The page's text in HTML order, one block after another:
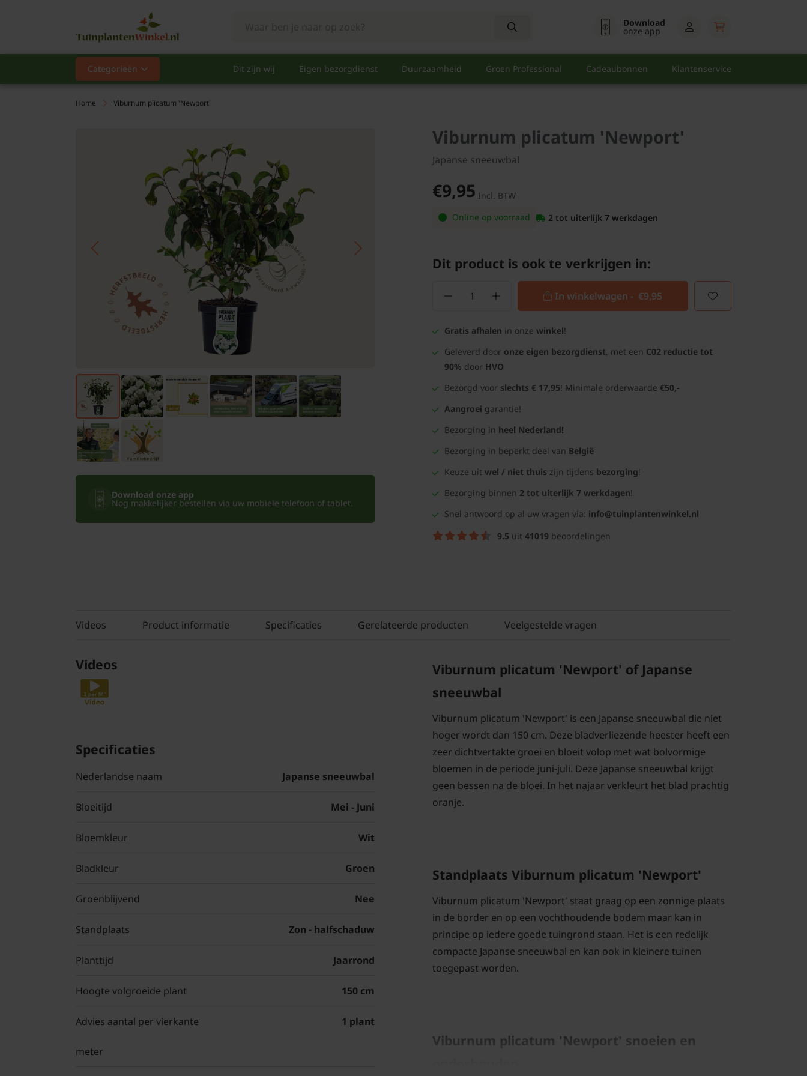
Download
onze app
Categorieën Dit zijn wij Eigen bezorgdienst Duurzaamheid Groen Professional Cadeaubonnen Klantenservice
Categorieën
Populair
Bomen
Leibomen
Kamerplanten
Bloempotten
Home Viburnum plicatum 'Newport'
Download onze app
Nog makkelijker bestellen via uw mobiele telefoon of tablet.
Viburnum plicatum 'Newport'
Japanse sneeuwbal
€9,95 Incl. BTW
Online op voorraad
2 tot uiterlijk 7 werkdagen
Dit product is ook te verkrijgen in:
In winkelwagen - €9,95
Gratis afhalen in onze winkel!
Geleverd door onze eigen bezorgdienst, met een C02 reductie tot
90% door HVO
Bezorgd voor slechts € 17,95! Minimale orderwaarde €50,-
Aangroei garantie!
Bezorging in heel Nederland!
Bezorging in beperkt deel van België
Keuze uit wel / niet thuis zijn tijdens bezorging!
Bezorging binnen 2 tot uiterlijk 7 werkdagen!
Snel antwoord op al uw vragen via: info@tuinplantenwinkel.nl
9.5 uit 41019 beoordelingen
Videos Product informatie Specificaties Gerelateerde producten Veelgestelde vragen
Videos
Specificaties
Nederlandse naam Japanse sneeuwbal
Bloeitijd Mei - Juni
Bloemkleur Wit
Bladkleur Groen
Groenblijvend Nee
Standplaats Zon - halfschaduw
Planttijd Jaarrond
Hoogte volgroeide plant 150 cm
Advies aantal per vierkante
meter
1 plant
Viburnum plicatum 'Newport' of Japanse
sneeuwbal
Viburnum plicatum 'Newport' is een Japanse sneeuwbal die niet
hoger wordt dan 150 cm. Deze bladverliezende heester heeft een
zeer dichtvertakte groei en bloeit volop met wat bolvormige
bloemen in de periode juni-juli. Deze Japanse sneeuwbal krijgt
geen bessen na de bloei. In het najaar verkleurt het blad prachtig
oranje.
Standplaats Viburnum plicatum 'Newport'
Viburnum plicatum 'Newport' staat graag op een zonnige plaats
in de border en op een vochthoudende bodem maar kan in
principe op iedere goede tuingrond staan. Het is een redelijk
compacte Japanse sneeuwbal en kan ook in kleinere tuinen
toegepast worden.
Viburnum plicatum 'Newport' snoeien en